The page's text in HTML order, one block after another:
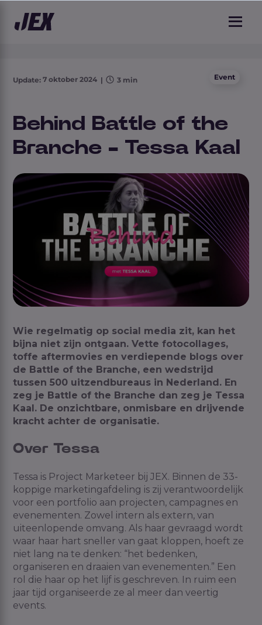
Update: 7 oktober 2024 | 3 min Event
Behind Battle of the
Branche - Tessa Kaal
Wie regelmatig op social media zit, kan het
bijna niet zijn ontgaan. Vette fotocollages,
toffe aftermovies en verdiepende blogs over
de Battle of the Branche, een wedstrijd
tussen 500 uitzendbureaus in Nederland. En
zeg je Battle of the Branche dan zeg je Tessa
Kaal. De onzichtbare, onmisbare en drijvende
kracht achter de organisatie.
Over Tessa
Tessa is Project Marketeer bij JEX. Binnen de 33-
koppige marketingafdeling is zij verantwoordelijk
voor een portfolio aan projecten, campagnes en
evenementen. Zowel intern als extern, van
uiteenlopende omvang. Als haar gevraagd wordt
waar haar hart sneller van gaat kloppen, hoeft ze
niet lang na te denken: “het bedenken,
organiseren en draaien van evenementen.” Een
rol die haar op het lijf is geschreven. In ruim een
jaar tijd organiseerde ze al meer dan veertig
events.